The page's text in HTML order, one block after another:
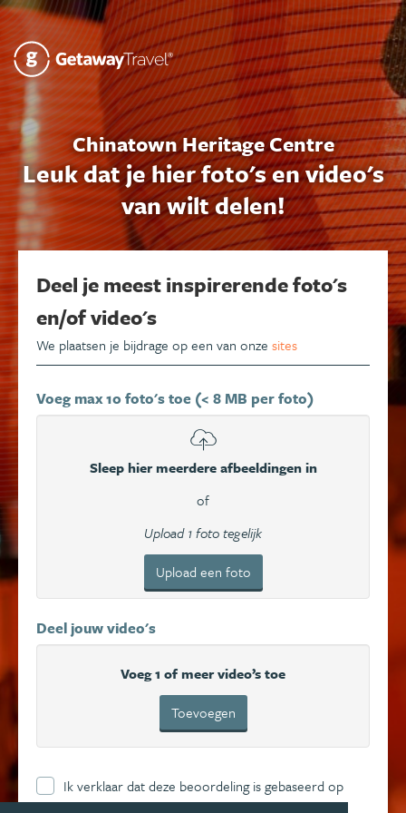
Chinatown Heritage Centre
Leuk dat je hier foto's en video's
van wilt delen!
Deel je meest inspirerende foto's
en/of video's
We plaatsen je bijdrage op een van onze sites
Voeg max 10 foto's toe (< 8 MB per foto)
Sleep hier meerdere afbeeldingen in
of
Upload 1 foto tegelijk
Upload een foto
Deel jouw video's
Voeg 1 of meer video’s toe
Toevoegen
Ik verklaar dat deze beoordeling is gebaseerd op
mijn eigen ervaring en ga hierbij akkoord met de